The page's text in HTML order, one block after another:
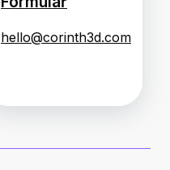
hello@corinth3d.com